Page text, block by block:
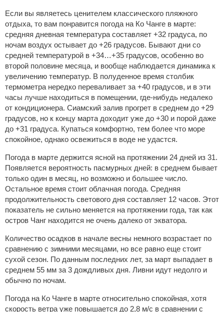
Если вы являетесь ценителем классического пляжного
отдыха, то вам понравится погода на Ко Чанге в марте:
средняя дневная температура составляет +32 градуса, по
ночам воздух остывает до +26 градусов. Бывают дни со
средней температурой в +34…+35 градусов, особенно во
второй половине месяца, и вообще наблюдается динамика к
увеличению температур. В полуденное время столбик
термометра нередко переваливает за +40 градусов, и в эти
часы лучше находиться в помещении, где-нибудь недалеко
от кондиционера. Сиамский залив прогрет в среднем до +29
градусов, но к концу марта доходит уже до +30 и порой даже
до +31 градуса. Купаться комфортно, тем более что море
спокойное, однако освежиться в воде не удастся.
Погода в марте держится ясной на протяжении 24 дней из 31.
Появляется вероятность пасмурных дней: в среднем бывает
только один в месяц, но возможно и большее число.
Остальное время стоит облачная погода. Средняя
продолжительность светового дня составляет 12 часов. Этот
показатель не сильно меняется на протяжении года, так как
остров Чанг находится не очень далеко от экватора.
Количество осадков в начале весны немного возрастает по
сравнению с зимними месяцами, но все равно еще стоит
сухой сезон. По данным последних лет, за март выпадает в
среднем 55 мм за 3 дождливых дня. Ливни идут недолго и
обычно по ночам.
Погода на Ко Чанге в марте относительно спокойная, хотя
скорость ветра уже повышается до 2,8 м/с в сравнении с